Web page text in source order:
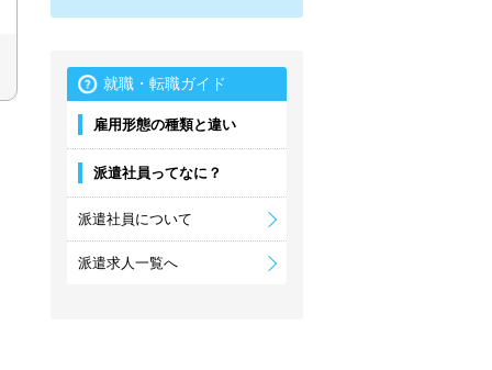
就職・転職ガイド
雇用形態の種類と違い
派遣社員ってなに？
派遣社員について
派遣求人一覧へ